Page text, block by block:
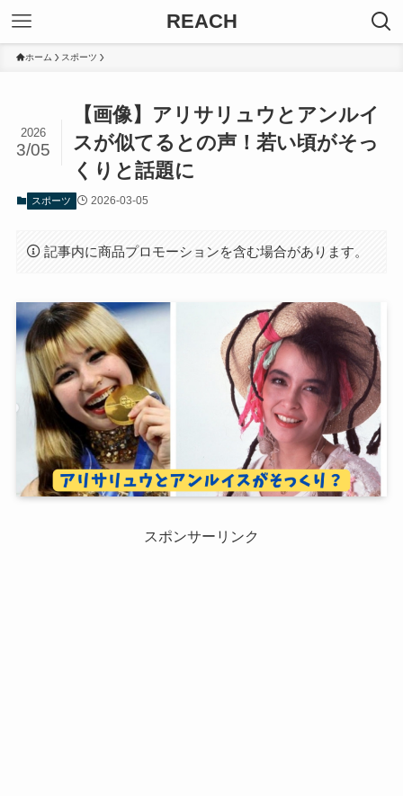
REACH
ホーム スポーツ
【画像】アリサリュウとアンルイ
スが似てるとの声！若い頃がそっ
くりと話題に
2026
3/05
スポーツ 2026-03-05
記事内に商品プロモーションを含む場合があります。
スポンサーリンク